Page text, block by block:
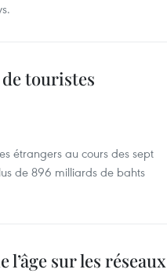
touristes
étrangers au cours des sept
de 896 milliards de bahts
sur les réseaux